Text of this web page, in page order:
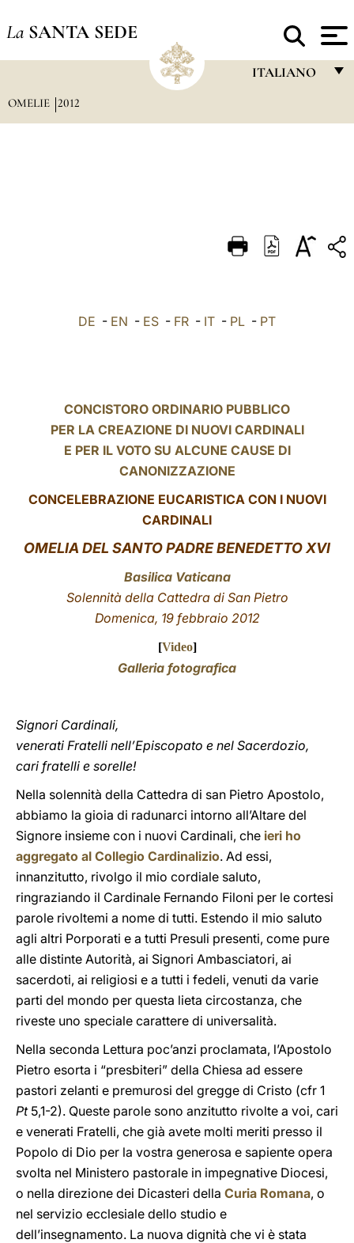
La SANTA SEDE
ITALIANO
DEUTSCH
العربيّة
OMELIE 2012
DE - EN - ES - FR - IT - PL - PT
CONCISTORO ORDINARIO PUBBLICO
PER LA CREAZIONE DI NUOVI CARDINALI
E PER IL VOTO SU ALCUNE CAUSE DI
CANONIZZAZIONE
CONCELEBRAZIONE EUCARISTICA CON I NUOVI
CARDINALI
OMELIA DEL SANTO PADRE BENEDETTO XVI
Basilica Vaticana
Solennità della Cattedra di San Pietro
Domenica, 19 febbraio 2012
[Video]
Galleria fotografica
Signori Cardinali,
venerati Fratelli nell’Episcopato e nel Sacerdozio,
cari fratelli e sorelle!
Nella solennità della Cattedra di san Pietro Apostolo,
abbiamo la gioia di radunarci intorno all’Altare del
Signore insieme con i nuovi Cardinali, che ieri ho
aggregato al Collegio Cardinalizio. Ad essi,
innanzitutto, rivolgo il mio cordiale saluto,
ringraziando il Cardinale Fernando Filoni per le cortesi
parole rivoltemi a nome di tutti. Estendo il mio saluto
agli altri Porporati e a tutti Presuli presenti, come pure
alle distinte Autorità, ai Signori Ambasciatori, ai
sacerdoti, ai religiosi e a tutti i fedeli, venuti da varie
parti del mondo per questa lieta circostanza, che
riveste uno speciale carattere di universalità.
Nella seconda Lettura poc’anzi proclamata, l’Apostolo
Pietro esorta i “presbiteri” della Chiesa ad essere
pastori zelanti e premurosi del gregge di Cristo (cfr 1
Pt5,1-2). Queste parole sono anzitutto rivolte a voi, cari
e venerati Fratelli, che già avete molti meriti presso il
Popolo di Dio per la vostra generosa e sapiente opera
svolta nel Ministero pastorale in impegnative Diocesi,
o nella direzione dei Dicasteri della Curia Romana, o
nel servizio ecclesiale dello studio e
dell’insegnamento. La nuova dignità che vi è stata